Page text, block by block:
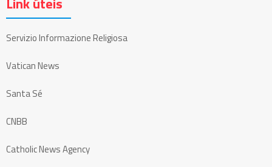
Servizio Informazione Religiosa
Vatican News
Santa Sé
CNBB
Catholic News Agency